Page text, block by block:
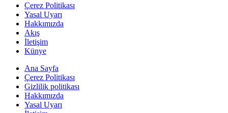
Çerez Politikası
Yasal Uyarı
Hakkımızda
Akış
İletişim
Künye
Ana Sayfa
Çerez Politikası
Gizlilik politikası
Hakkımızda
Yasal Uyarı